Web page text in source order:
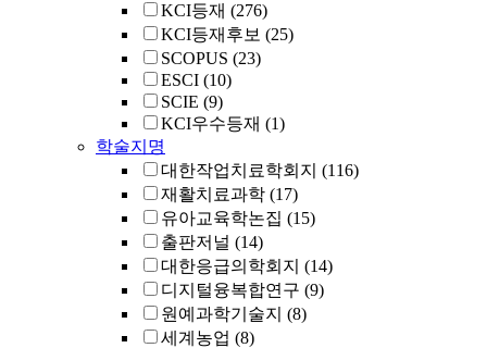
KCI등재 (276)
KCI등재후보 (25)
SCOPUS (23)
ESCI (10)
SCIE (9)
KCI우수등재 (1)
학술지명
대한작업치료학회지 (116)
재활치료과학 (17)
유아교육학논집 (15)
출판저널 (14)
대한응급의학회지 (14)
디지털융복합연구 (9)
원예과학기술지 (8)
세계농업 (8)